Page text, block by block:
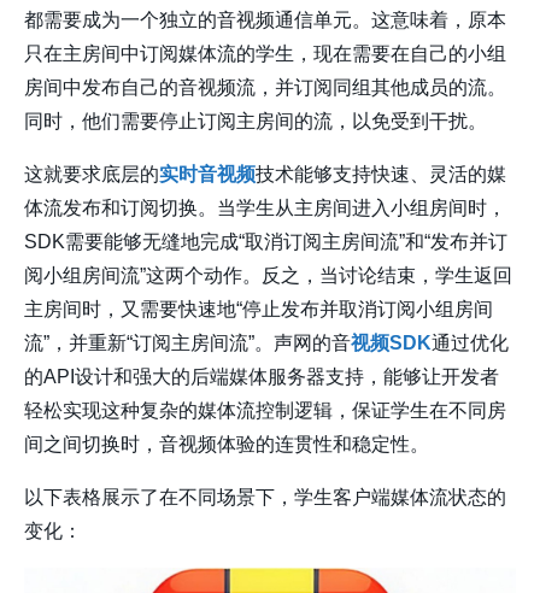
都需要成为一个独立的音视频通信单元。这意味着，原本
只在主房间中订阅媒体流的学生，现在需要在自己的小组
房间中发布自己的音视频流，并订阅同组其他成员的流。
同时，他们需要停止订阅主房间的流，以免受到干扰。
这就要求底层的实时音视频技术能够支持快速、灵活的媒
体流发布和订阅切换。当学生从主房间进入小组房间时，
SDK需要能够无缝地完成“取消订阅主房间流”和“发布并订
阅小组房间流”这两个动作。反之，当讨论结束，学生返回
主房间时，又需要快速地“停止发布并取消订阅小组房间
流”，并重新“订阅主房间流”。声网的音视频SDK通过优化
的API设计和强大的后端媒体服务器支持，能够让开发者
轻松实现这种复杂的媒体流控制逻辑，保证学生在不同房
间之间切换时，音视频体验的连贯性和稳定性。
以下表格展示了在不同场景下，学生客户端媒体流状态的
变化：